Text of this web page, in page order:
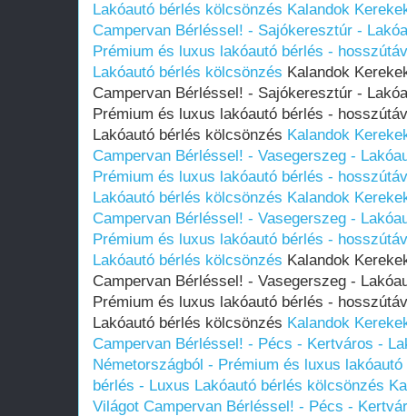
Lakóautó bérlés kölcsönzés Kalandok
Campervan Bérléssel! - Sajókeresztúr -
Prémium és luxus lakóautó bérlés -
Lakóautó bérlés kölcsönzés Kalandok
Campervan Bérléssel! - Sajókeresztúr -
Prémium és luxus lakóautó bérlés -
Lakóautó bérlés kölcsönzés Kalandok
Campervan Bérléssel! - Vasegerszeg -
Prémium és luxus lakóautó bérlés -
Lakóautó bérlés kölcsönzés Kalandok
Campervan Bérléssel! - Vasegerszeg -
Prémium és luxus lakóautó bérlés -
Lakóautó bérlés kölcsönzés Kalandok
Campervan Bérléssel! - Vasegerszeg -
Prémium és luxus lakóautó bérlés -
Lakóautó bérlés kölcsönzés Kalandok
Campervan Bérléssel! - Pécs - Kertváros -
Németországból - Prémium és luxus
bérlés - Luxus Lakóautó bérlés kölcsönzés
Világot Campervan Bérléssel! - Pécs -